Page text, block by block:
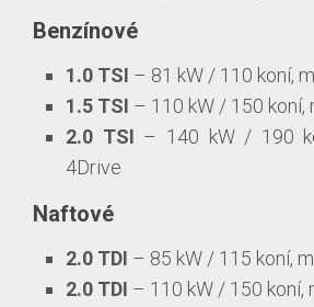
Benzínové
1.0 TSI – 81 kW / 110 koní,
1.5 TSI – 110 kW / 150 koní,
2.0 TSI – 140 kW / 190
4Drive
Naftové
2.0 TDI – 85 kW / 115 koní,
2.0 TDI – 110 kW / 150 koní,